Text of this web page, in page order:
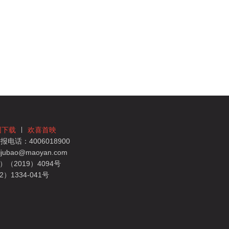
下载
欢喜首映
电话：4006018900
（2019）4094号
）1334-041号